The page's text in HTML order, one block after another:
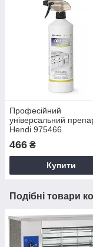
Професійний
універсальний
Hendi 975466
466 ₴
Купити
Подібні товари